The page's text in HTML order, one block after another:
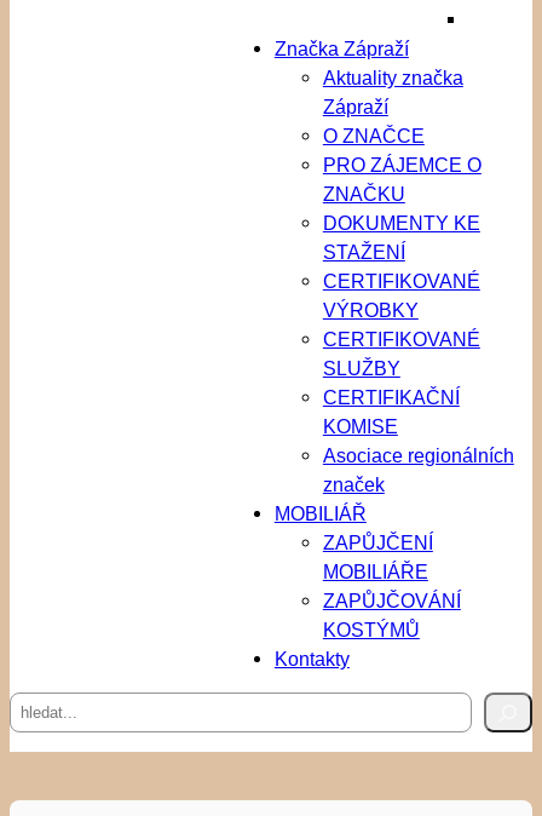
Značka Zápraží
Aktuality značka
Zápraží
O ZNAČCE
PRO ZÁJEMCE O
ZNAČKU
DOKUMENTY KE
STAŽENÍ
CERTIFIKOVANÉ
VÝROBKY
CERTIFIKOVANÉ
SLUŽBY
CERTIFIKAČNÍ
KOMISE
Asociace regionálních
značek
MOBILIÁŘ
ZAPŮJČENÍ
MOBILIÁŘE
ZAPŮJČOVÁNÍ
KOSTÝMŮ
Kontakty
Hledat